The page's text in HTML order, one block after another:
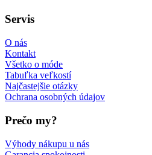
Servis
O nás
Kontakt
Všetko o móde
Tabuľka veľkostí
Najčastejšie otázky
Ochrana osobných údajov
Prečo my?
Výhody nákupu u nás